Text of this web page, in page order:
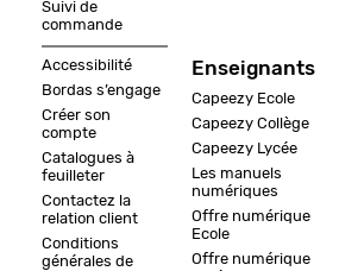
Suivi de
commande
Accessibilité
Bordas s’engage
Créer son
compte
Catalogues à
feuilleter
Contactez la
relation client
Conditions
générales de
Enseignants
Capeezy Ecole
Capeezy Collège
Capeezy Lycée
Les manuels
numériques
Offre numérique
Ecole
Offre numérique